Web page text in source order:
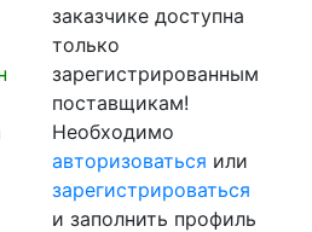
заказчике доступна
только
зарегистрированным
поставщикам!
Необходимо
авторизоваться или
зарегистрироваться
и заполнить профиль